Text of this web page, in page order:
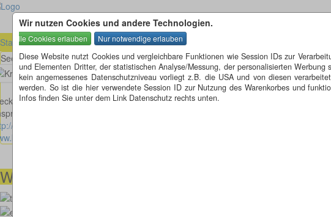
Wir nutzen Cookies und andere Technologien.
Diese Website nutzt Cookies und vergleichbare Funktionen wie Session IDs zur
und Elementen Dritter, der statistischen Analyse/Messung, der personalisierten
kein angemessenes Datenschutzniveau vorliegt z.B. die USA und von diesen
werden. So ist die hier verwendete Session ID zur Nutzung des Warenkorbes und
Infos finden Sie unter dem Link Datenschutz rechts unten.
Startseite » ausländische Kreisel » Schweiz » Thurgau (TG)
Seestrasse - Frauenfelderstrasse in Steckborn
Großes Bild
am westlichen Rand der Altstadt. Bilder von Patrick Brauns
vom einheimischen Steinbildhauer Urs Traber gestaltet ) haben also
www.jfv.tg.ch/xml_36/internet/de/application/d1868/f9861.cfm
ufer.de/TdM-Dez04-Fischreiser.pdf
Wir helfen Ihnen gerne weiter